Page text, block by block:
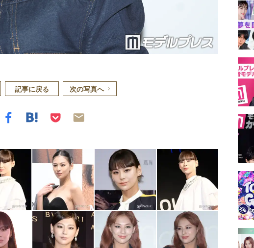
記事に戻る 次の写真へ